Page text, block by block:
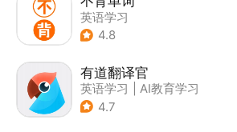
英语学习
4.8
有道翻译官
英语学习
AI教育学习
4.7